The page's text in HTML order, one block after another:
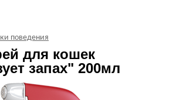
поведения
для кошек
запах" 200мл